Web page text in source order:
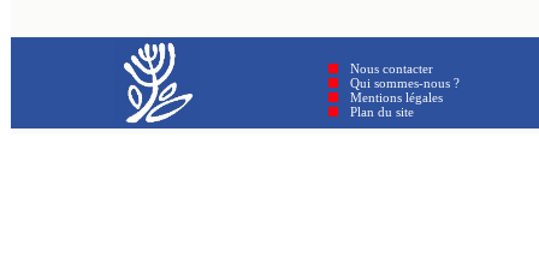
Nous contacter
Qui sommes-nous ?
Mentions légales
Plan du site © GenAmi